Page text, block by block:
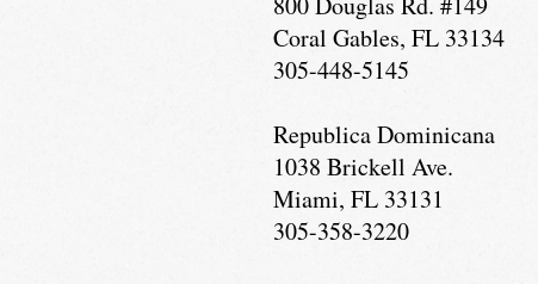
Coral Gables, FL 33134
305-448-5145
Republica Dominicana
1038 Brickell Ave.
Miami, FL 33131
305-358-3220